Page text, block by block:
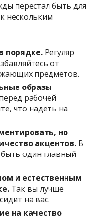
перестал быть для
нескольким
порядке. Регуляр
от
предметов.
образы
рабочей
что надеть на
но
акцентов. В
один главный
и естественным
Так вы лучше
на вас.
на качество